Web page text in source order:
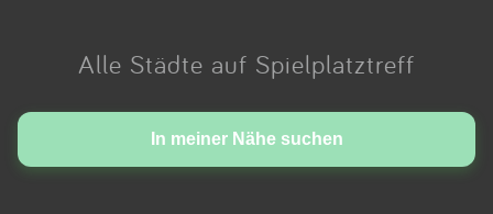
In meiner Nähe suchen
Alle Städte auf Spielplatztreff
Made with love in Cologne.